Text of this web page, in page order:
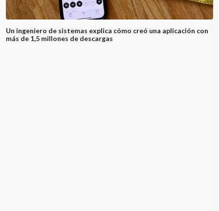
Un ingeniero de sistemas explica cómo creó una aplicación con
más de 1,5 millones de descargas